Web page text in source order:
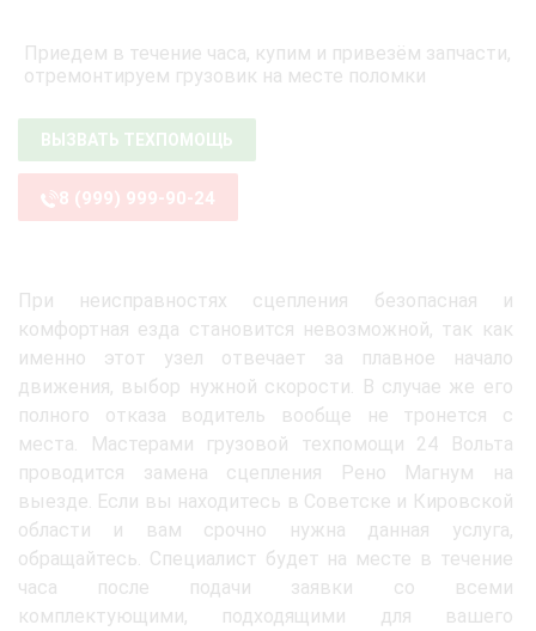
Приедем в течение часа, купим и привезём запчасти,
отремонтируем грузовик на месте поломки
ВЫЗВАТЬ ТЕХПОМОЩЬ
8 (999) 999-90-24
При неисправностях сцепления безопасная и
комфортная езда становится невозможной, так как
именно этот узел отвечает за плавное начало
движения, выбор нужной скорости. В случае же его
полного отказа водитель вообще не тронется с
места. Мастерами грузовой техпомощи 24 Вольта
проводится замена сцепления Рено Магнум на
выезде. Если вы находитесь в Советске и Кировской
области и вам срочно нужна данная услуга,
обращайтесь. Специалист будет на месте в течение
часа после подачи заявки со всеми
комплектующими, подходящими для вашего